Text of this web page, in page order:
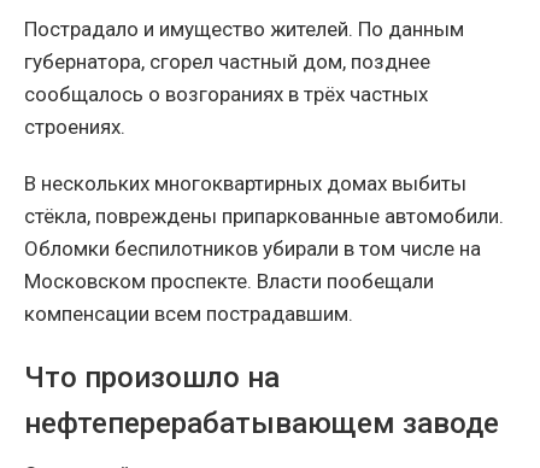
Пострадало и имущество жителей. По данным
губернатора, сгорел частный дом, позднее
сообщалось о возгораниях в трёх частных
строениях.
В нескольких многоквартирных домах выбиты
стёкла, повреждены припаркованные автомобили.
Обломки беспилотников убирали в том числе на
Московском проспекте. Власти пообещали
компенсации всем пострадавшим.
Что произошло на
нефтеперерабатывающем заводе